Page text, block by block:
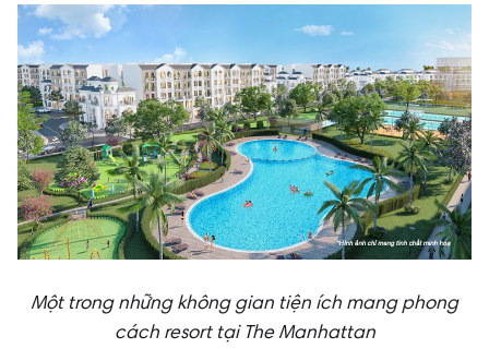
Một trong những không gian tiện ích mang phong
cách resort tại The Manhattan